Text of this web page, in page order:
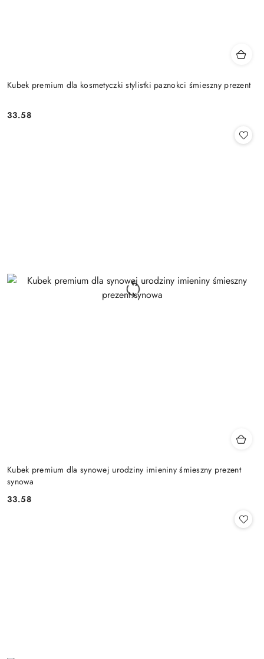
Kubek premium dla kosmetyczki stylistki paznokci śmieszny prezent
Cena:
33.58
Kubek premium dla synowej urodziny imieniny śmieszny prezent
synowa
Cena:
33.58